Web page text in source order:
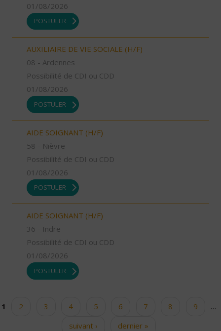
01/08/2026
POSTULER
AUXILIAIRE DE VIE SOCIALE (H/F)
08 - Ardennes
Possibilité de CDI ou CDD
01/08/2026
POSTULER
AIDE SOIGNANT (H/F)
58 - Nièvre
Possibilité de CDI ou CDD
01/08/2026
POSTULER
AIDE SOIGNANT (H/F)
36 - Indre
Possibilité de CDI ou CDD
01/08/2026
POSTULER
Pages
1 2 3 4 5 6 7 8 9
…
suivant ›
dernier »